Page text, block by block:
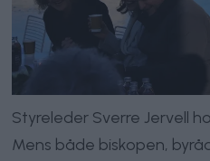
Styreleder Sverre Jervell
Mens både biskopen,